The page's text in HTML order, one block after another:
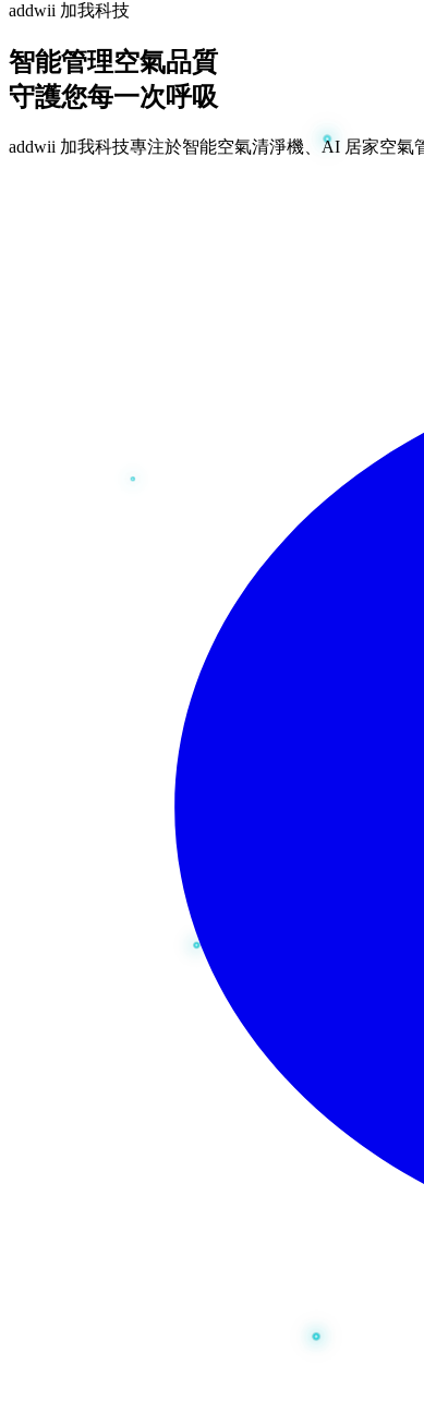
addwii 加我科技
智能管理空氣品質
守護您每一次呼吸
addwii 加我科技專注於智能空氣清淨機、AI 居家空